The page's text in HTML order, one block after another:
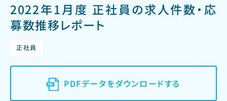
2022年1月度 正社員の求人件数・応
募数推移レポート
正社員
PDFデータをダウンロードする